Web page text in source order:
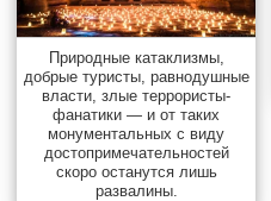
Природные катаклизмы,
добрые туристы, равнодушные
власти, злые террористы-
фанатики — и от таких
монументальных с виду
достопримечательностей
скоро останутся лишь
развалины.